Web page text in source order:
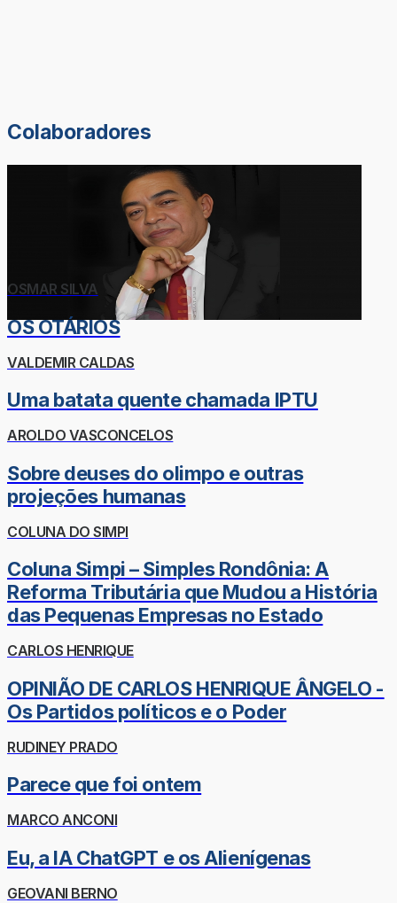
Colaboradores
OSMAR SILVA
OS OTÁRIOS
VALDEMIR CALDAS
Uma batata quente chamada IPTU
AROLDO VASCONCELOS
Sobre deuses do olimpo e outras
projeções humanas
COLUNA DO SIMPI
Coluna Simpi – Simples Rondônia: A
Reforma Tributária que Mudou a História
das Pequenas Empresas no Estado
CARLOS HENRIQUE
OPINIÃO DE CARLOS HENRIQUE ÂNGELO -
Os Partidos políticos e o Poder
RUDINEY PRADO
Parece que foi ontem
MARCO ANCONI
Eu, a IA ChatGPT e os Alienígenas
GEOVANI BERNO